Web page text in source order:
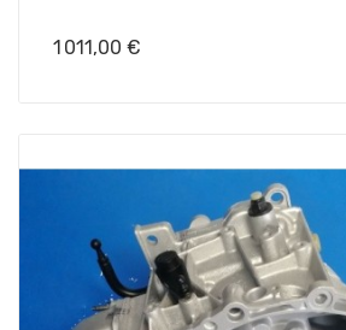
Prix
1 011,00 €